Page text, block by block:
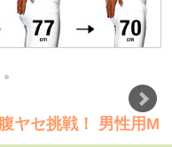
ヤセ挑戦！ 男性用M